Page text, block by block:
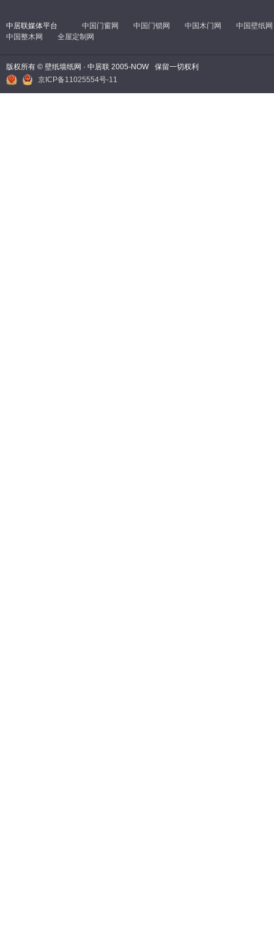
中居联媒体平台 中国门窗网 中国门锁网 中国木门网
中国壁纸网
中国整木网
全屋定制网
版权所有 © 壁纸墙纸网 · 中居联 2005-NOW
保留一切权利
京ICP备11025554号-11